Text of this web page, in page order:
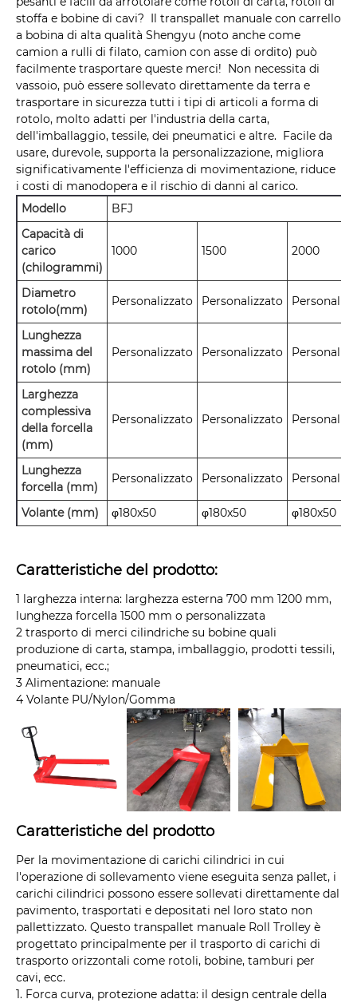
stoffa e bobine di cavi? Il transpallet manuale con carrello
a bobina di alta qualità Shengyu (noto anche come
camion a rulli di filato, camion con asse di ordito) può
facilmente trasportare queste merci! Non necessita di
vassoio, può essere sollevato direttamente da terra e
trasportare in sicurezza tutti i tipi di articoli a forma di
rotolo, molto adatti per l'industria della carta,
dell'imballaggio, tessile, dei pneumatici e altre. Facile da
usare, durevole, supporta la personalizzazione, migliora
significativamente l'efficienza di movimentazione, riduce
i costi di manodopera e il rischio di danni al carico.
Modello
BFJ
Capacità di
carico
(chilogrammi)
1000 1500 2000
Diametro
rotolo(mm)
Personalizzato Personalizzato
Lunghezza
massima del
rotolo (mm)
Personalizzato Personalizzato
Larghezza
complessiva
della forcella
(mm)
Personalizzato Personalizzato
Lunghezza
forcella (mm)
Personalizzato Personalizzato
Volante (mm) φ180x50 φ180x50 φ180x50
Caratteristiche del prodotto:
1 larghezza interna: larghezza esterna 700 mm 1200 mm,
lunghezza forcella 1500 mm o personalizzata
2 trasporto di merci cilindriche su bobine quali
produzione di carta, stampa, imballaggio, prodotti tessili,
pneumatici, ecc.;
3 Alimentazione: manuale
4 Volante PU/Nylon/Gomma
Caratteristiche del prodotto
Per la movimentazione di carichi cilindrici in cui
l'operazione di sollevamento viene eseguita senza pallet, i
carichi cilindrici possono essere sollevati direttamente dal
pavimento, trasportati e depositati nel loro stato non
pallettizzato. Questo transpallet manuale Roll Trolley è
progettato principalmente per il trasporto di carichi di
trasporto orizzontali come rotoli, bobine, tamburi per
cavi, ecc.
1. Forca curva, protezione adatta: il design centrale della